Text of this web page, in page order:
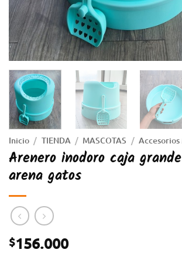
Inicio / TIENDA / MASCOTAS / Accesorios
Arenero inodoro caja
arena gatos
$156.000